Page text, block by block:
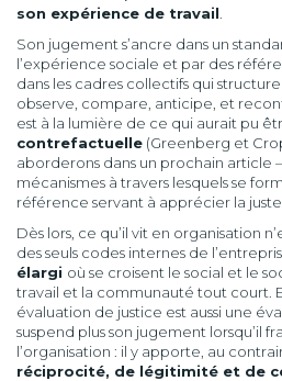
son expérience de travail
Son jugement s’ancre dans un
l’expérience sociale et par des
dans les cadres collectifs qui
observe, compare, anticipe, et
est à la lumière de ce qui aurait pu
contrefactuelle (Greenberg et
aborderons dans un prochain article
mécanismes à travers lesquels se
référence servant à apprécier la
Dès lors, ce qu’il vit en organisation
des seuls codes internes de
élargi où se croisent le social et le
travail et la communauté tout court.
évaluation de justice est aussi une
suspend plus son jugement lorsqu’il
l’organisation : il y apporte, au
réciprocité, de légitimité et de